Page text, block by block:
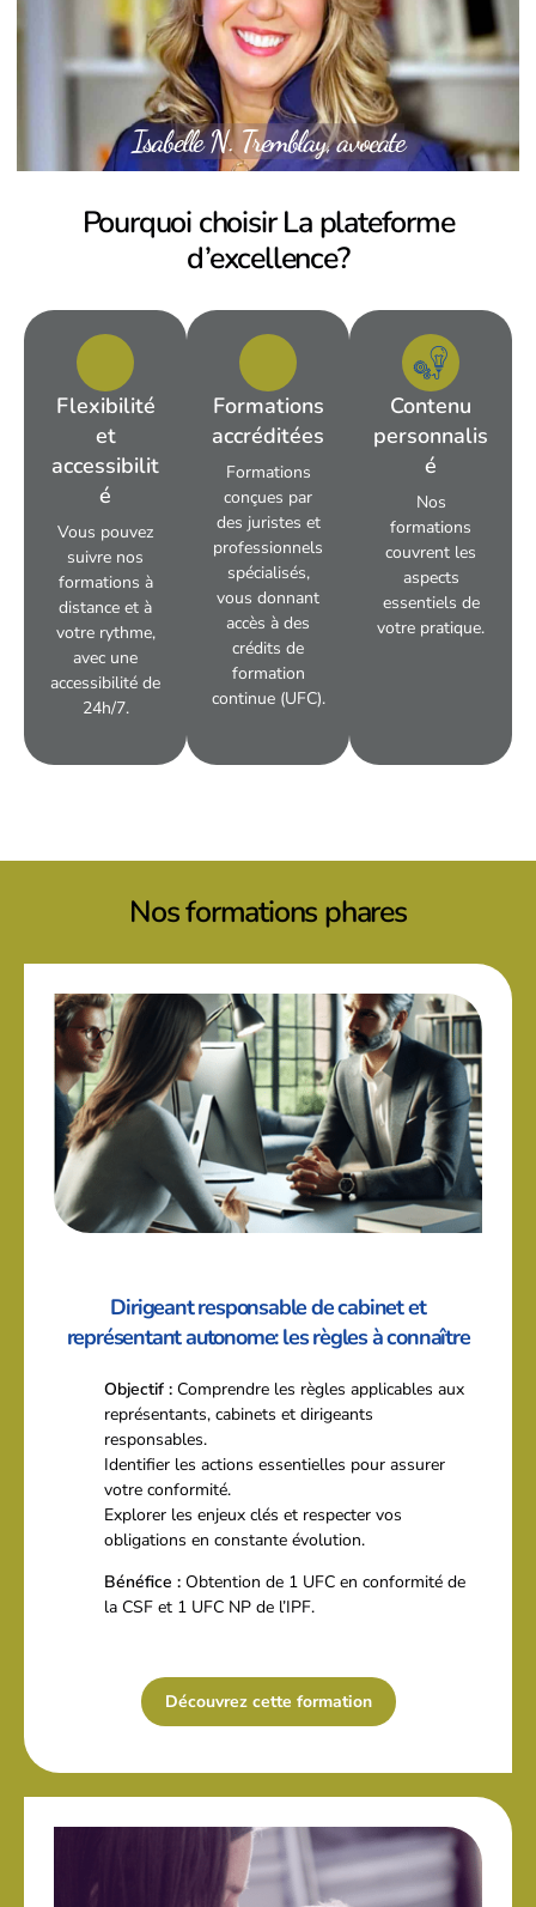
Pourquoi choisir La plateforme
d’excellence?
Isabelle N. Tremblay, avocate
Flexibilité
et
accessibilit
é
Vous pouvez
suivre nos
formations à
distance et à
votre rythme,
avec une
accessibilité de
24h/7.
Formations
accréditées
Formations
conçues par
des juristes et
professionnels
spécialisés,
vous donnant
accès à des
crédits de
formation
continue (UFC).
Contenu
personnalis
é
Nos
formations
couvrent les
aspects
essentiels de
votre pratique.
Nos formations phares
Dirigeant responsable de cabinet et
représentant autonome: les règles à connaître
Objectif :Comprendre les règles applicables aux
représentants, cabinets et dirigeants
responsables.
Identifier les actions essentielles pour assurer
votre conformité.
Explorer les enjeux clés et respecter vos
obligations en constante évolution.
Bénéfice :Obtention de 1 UFC en conformité de
la CSF et 1 UFC NP de l’IPF.
Découvrez cette formation